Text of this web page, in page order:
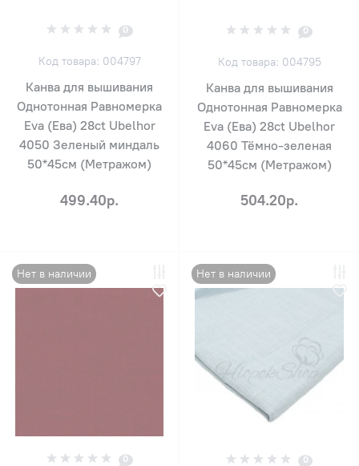
0
Код товара: 004797
Канва для вышивания
Однотонная Равномерка
Eva (Ева) 28ct Ubelhor
4050 Зеленый миндаль
50*45см (Метражом)
499.40р.
0
Код товара: 004795
Канва для вышивания
Однотонная Равномерка
Eva (Ева) 28ct Ubelhor
4060 Тёмно-зеленая
50*45см (Метражом)
504.20р.
Нет в наличии
0
Нет в наличии
0